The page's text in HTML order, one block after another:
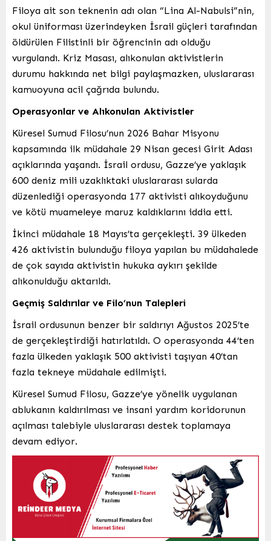
Filoya ait son teknenin adı olan “Lina Al-Nabulsi”nin,
okul üniforması üzerindeyken İsrail güçleri tarafından
öldürülen Filistinli bir öğrencinin adı olduğu
vurgulandı. Kriz Masası, alıkonulan aktivistlerin
durumu hakkında net bilgi paylaşmazken, uluslararası
kamuoyuna acil çağrıda bulundu.
Operasyonlar ve Alıkonulan Aktivistler
Küresel Sumud Filosu’nun 2026 Bahar Misyonu
kapsamında ilk müdahale 29 Nisan gecesi Girit Adası
açıklarında yaşandı. İsrail ordusu, Gazze’ye yaklaşık
600 deniz mili uzaklıktaki uluslararası sularda
düzenlediği operasyonda 177 aktivisti alıkoyduğunu
ve kötü muameleye maruz kaldıklarını iddia etti.
İkinci müdahale 18 Mayıs’ta gerçekleşti. 39 ülkeden
426 aktivistin bulunduğu filoya yapılan bu müdahalede
de çok sayıda aktivistin hukuka aykırı şekilde
alıkonulduğu aktarıldı.
Geçmiş Saldırılar ve Filo’nun Talepleri
İsrail ordusunun benzer bir saldırıyı Ağustos 2025’te
de gerçekleştirdiği hatırlatıldı. O operasyonda 44’ten
fazla ülkeden yaklaşık 500 aktivisti taşıyan 40’tan
fazla tekneye müdahale edilmişti.
Küresel Sumud Filosu, Gazze’ye yönelik uygulanan
ablukanın kaldırılması ve insani yardım koridorunun
açılması talebiyle uluslararası destek toplamaya
devam ediyor.